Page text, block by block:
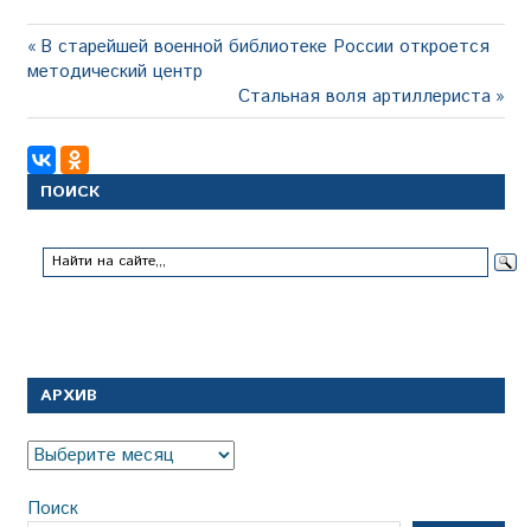
Навигация
по
записям
Предыдущая
запись:
В старейшей военной библиотеке России откроется
методический центр
Следующая
запись:
Стальная воля артиллериста
ПОИСК
АРХИВ
Архив
Поиск